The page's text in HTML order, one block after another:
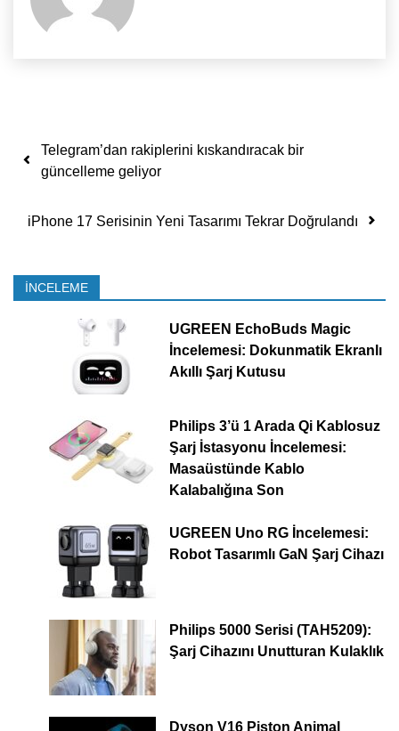
Yazı dolaşımı
Telegram’dan rakiplerini kıskandıracak bir
güncelleme geliyor
iPhone 17 Serisinin Yeni Tasarımı Tekrar Doğrulandı
İNCELEME
UGREEN EchoBuds Magic
İncelemesi: Dokunmatik Ekranlı
Akıllı Şarj Kutusu
Philips 3’ü 1 Arada Qi Kablosuz
Şarj İstasyonu İncelemesi:
Masaüstünde Kablo
Kalabalığına Son
UGREEN Uno RG İncelemesi:
Robot Tasarımlı GaN Şarj Cihazı
Philips 5000 Serisi (TAH5209):
Şarj Cihazını Unutturan Kulaklık
Dyson V16 Piston Animal